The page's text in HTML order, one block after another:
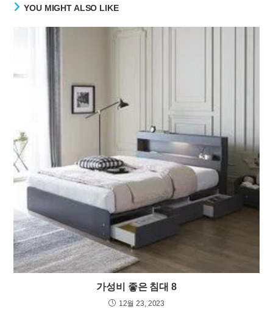
YOU MIGHT ALSO LIKE
가성비 좋은 침대 8
12월 23, 2023